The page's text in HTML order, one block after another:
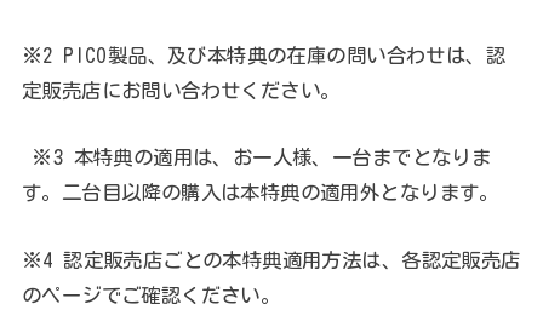
※2 PICO製品、及び本特典の在庫の問い合わせは、認
定販売店にお問い合わせください。
※3 本特典の適用は、お一人様、一台までとなりま
す。二台目以降の購入は本特典の適用外となります。
※4 認定販売店ごとの本特典適用方法は、各認定販売店
のページでご確認ください。